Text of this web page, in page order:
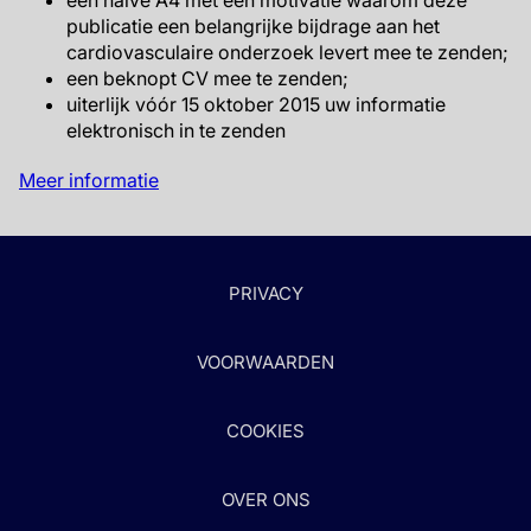
publicatie een belangrijke bijdrage aan het
cardiovasculaire onderzoek levert mee te zenden;
een beknopt CV mee te zenden;
uiterlijk vóór 15 oktober 2015 uw informatie
elektronisch in te zenden
Meer informatie
PRIVACY
VOORWAARDEN
COOKIES
OVER ONS